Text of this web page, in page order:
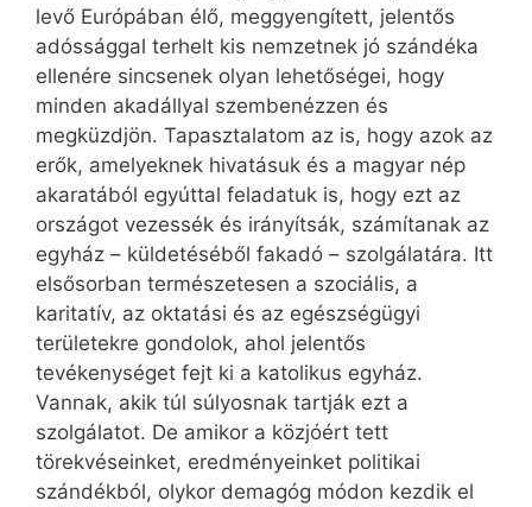
levő Európában élő, meggyengített, jelentős
adóssággal terhelt kis nemzetnek jó szándéka
ellenére sincsenek olyan lehetőségei, hogy
minden akadállyal szembenézzen és
megküzdjön. Tapasztalatom az is, hogy azok az
erők, amelyeknek hivatásuk és a magyar nép
akaratából egyúttal feladatuk is, hogy ezt az
országot vezessék és irányítsák, számítanak az
egyház – küldetéséből fakadó – szolgálatára. Itt
elsősorban természetesen a szociális, a
karitatív, az oktatási és az egészségügyi
területekre gondolok, ahol jelentős
tevékenységet fejt ki a katolikus egyház.
Vannak, akik túl súlyosnak tartják ezt a
szolgálatot. De amikor a közjóért tett
törekvéseinket, eredményeinket politikai
szándékból, olykor demagóg módon kezdik el